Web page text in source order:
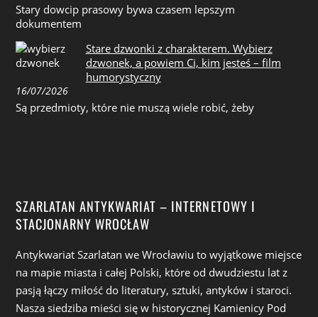
Stary dowcip prasowy bywa czasem lepszym
dokumentem
Stare dzwonki z charakterem. Wybierz
dzwonek, a powiem Ci, kim jesteś – film
humorystyczny
16/07/2026
Są przedmioty, które nie muszą wiele robić, żeby
SZARLATAN ANTYKWARIAT – INTERNETOWY I
STACJONARNY WROCŁAW
Antykwariat Szarlatan we Wrocławiu to wyjątkowe miejsce
na mapie miasta i całej Polski, które od dwudziestu lat z
pasją łączy miłość do literatury, sztuki, antyków i staroci.
Nasza siedziba mieści się w historycznej Kamienicy Pod